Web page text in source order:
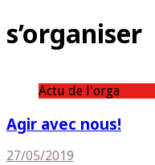
s’organiser
Actu de l'orga
Agir avec nous!
27/05/2019